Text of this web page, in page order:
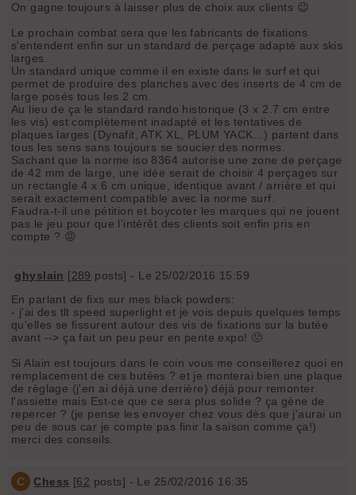
On gagne toujours à laisser plus de choix aux clients 😉
Le prochain combat sera que les fabricants de fixations
s'entendent enfin sur un standard de perçage adapté aux skis
larges.
Un standard unique comme il en existe dans le surf et qui
permet de produire des planches avec des inserts de 4 cm de
large posés tous les 2 cm.
Au lieu de ça le standard rando historique (3 x 2.7 cm entre
les vis) est complètement inadapté et les tentatives de
plaques larges (Dynafit, ATK XL, PLUM YACK...) partent dans
tous les sens sans toujours se soucier des normes.
Sachant que la norme iso 8364 autorise une zone de perçage
de 42 mm de large, une idée serait de choisir 4 perçages sur
un rectangle 4 x 6 cm unique, identique avant / arrière et qui
serait exactement compatible avec la norme surf.
Faudra-t-il une pétition et boycoter les marques qui ne jouent
pas le jeu pour que l'intérêt des clients soit enfin pris en
compte ? 😡
ghyslain [289 posts] - Le 25/02/2016 15:59
En parlant de fixs sur mes black powders:
- j'ai des tlt speed superlight et je vois depuis quelques temps
qu'elles se fissurent autour des vis de fixations sur la butée
avant --> ça fait un peu peur en pente expo! 🤢
Si Alain est toujours dans le coin vous me conseillerez quoi en
remplacement de ces butées ? et je monterai bien une plaque
de règlage (j'en ai déjà une derrière) déjà pour remonter
l'assiette mais Est-ce que ce sera plus solide ? ça gène de
repercer ? (je pense les envoyer chez vous dès que j'aurai un
peu de sous car je compte pas finir la saison comme ça!)
merci des conseils.
C Chess [62 posts] - Le 25/02/2016 16:35